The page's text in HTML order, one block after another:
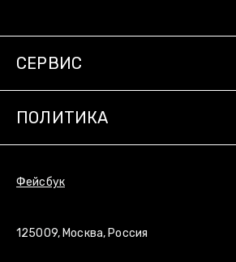
БУДЕМ НА
СВЯЗИ?
125009, Москва, Россия
СЕРВИС
ПОЛИТИКА
Фейсбук